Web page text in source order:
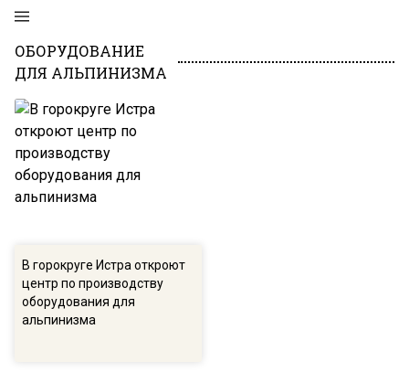
ОБОРУДОВАНИЕ
ДЛЯ АЛЬПИНИЗМА
В горокруге Истра откроют
центр по производству
оборудования для
альпинизма